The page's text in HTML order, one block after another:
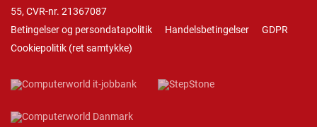
55, CVR-nr. 21367087
Betingelser og persondatapolitik
Handelsbetingelser
GDPR
Cookiepolitik (ret samtykke)